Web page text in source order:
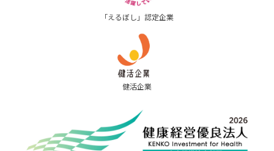
「えるぼし」認定企業
健活企業